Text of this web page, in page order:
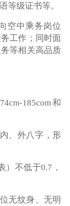
等级证书等。
空中乘务岗位
工作；同时面
等相关高品质
185com和
、外八字，形
）不低于0.7，
无纹身、无明